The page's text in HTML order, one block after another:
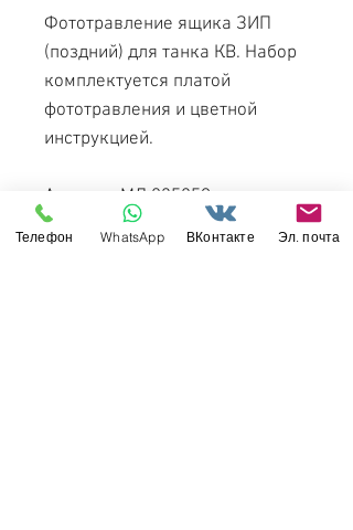
Фототравление ящика ЗИП
(поздний) для танка КВ. Набор
комплектуется платой
фототравления и цветной
инструкцией.
Артикул: МД 035259
Производитель: ТПО
Телефон WhatsApp ВКонтакте Эл. почта